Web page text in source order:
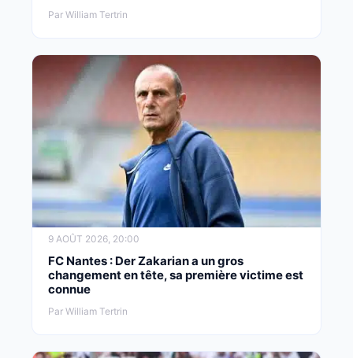
Par William Tertrin
9 AOÛT 2026, 20:00
FC Nantes : Der Zakarian a un gros
changement en tête, sa première victime est
connue
Par William Tertrin